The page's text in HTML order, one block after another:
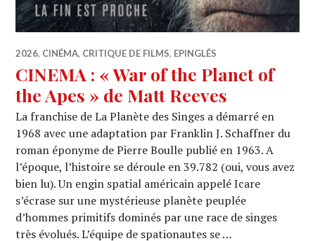
2026, CINÉMA, CRITIQUE DE FILMS, EPINGLÉS
CINEMA : « War of the Planet of
the Apes » de Matt Reeves
La franchise de La Planète des Singes a démarré en
1968 avec une adaptation par Franklin J. Schaffner du
roman éponyme de Pierre Boulle publié en 1963. A
l’époque, l’histoire se déroule en 39.782 (oui, vous avez
bien lu). Un engin spatial américain appelé Icare
s’écrase sur une mystérieuse planète peuplée
d’hommes primitifs dominés par une race de singes
très évolués. L’équipe de spationautes se …